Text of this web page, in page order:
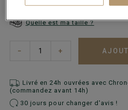
Quelle est ma taille ?
− +
Livré en 24h ouvrées avec
(commandez avant 14h)
30 jours pour changer d'avis !